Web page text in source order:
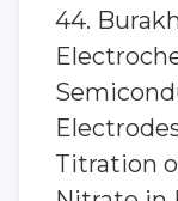
44.
Titration